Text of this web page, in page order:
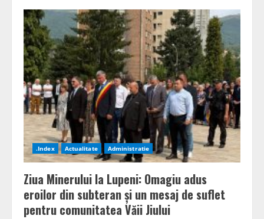
.Index Actualitate Administratie
Ziua Minerului la Lupeni: Omagiu adus
eroilor din subteran și un mesaj de suflet
pentru comunitatea Văii Jiului